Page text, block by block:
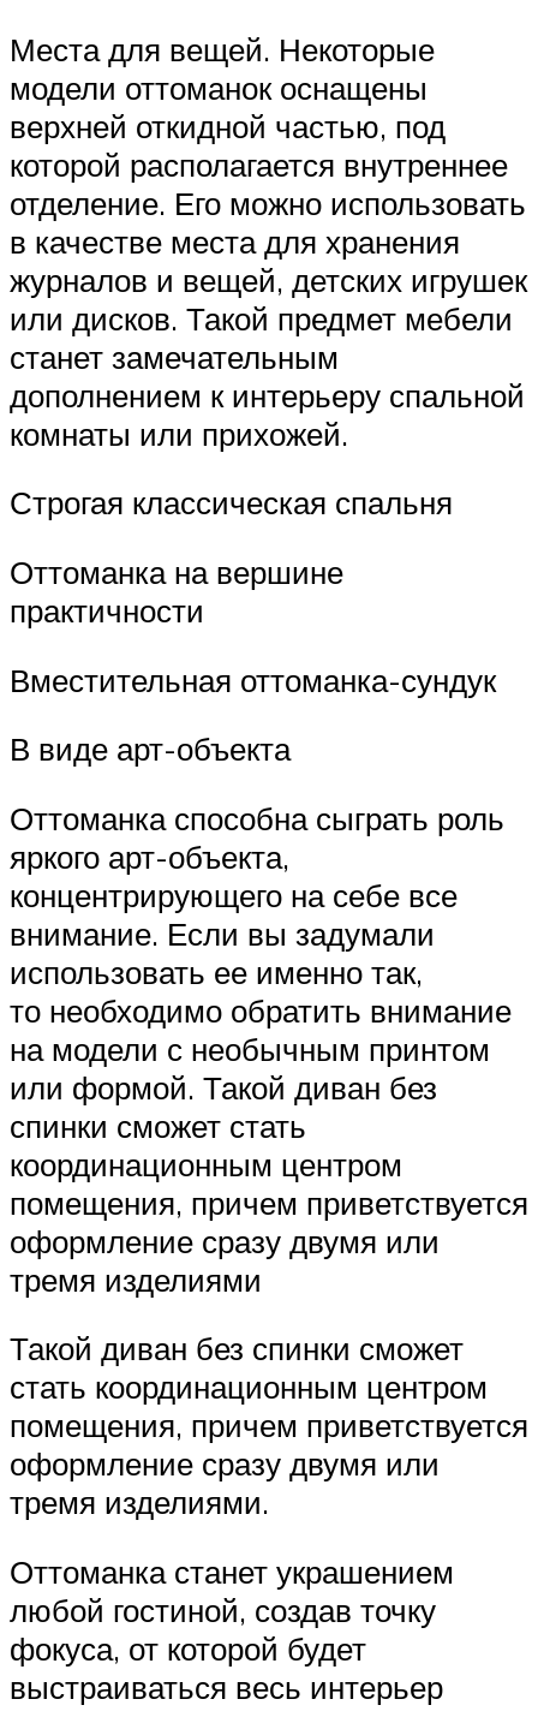
Места для вещей. Некоторые
модели оттоманок оснащены
верхней откидной частью, под
которой располагается внутреннее
отделение. Его можно использовать
в качестве места для хранения
журналов и вещей, детских игрушек
или дисков. Такой предмет мебели
станет замечательным
дополнением к интерьеру спальной
комнаты или прихожей.
Строгая классическая спальня
Оттоманка на вершине
практичности
Вместительная оттоманка-сундук
В виде арт-объекта
Оттоманка способна сыграть роль
яркого арт-объекта,
концентрирующего на себе все
внимание. Если вы задумали
использовать ее именно так,
то необходимо обратить внимание
на модели с необычным принтом
или формой. Такой диван без
спинки сможет стать
координационным центром
помещения, причем приветствуется
оформление сразу двумя или
тремя изделиями
Такой диван без спинки сможет
стать координационным центром
помещения, причем приветствуется
оформление сразу двумя или
тремя изделиями.
Оттоманка станет украшением
любой гостиной, создав точку
фокуса, от которой будет
выстраиваться весь интерьер